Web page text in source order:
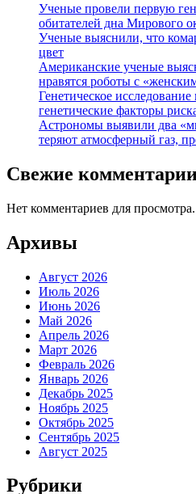
Ученые провели первую
обитателей дна Мирового
Ученые выяснили, что
цвет
Американские ученые
нравятся роботы с
Генетическое
генетические факторы
Астрономы выявили два
теряют атмосферный газ,
Свежие
Нет комментариев для просмотра.
Архивы
Август 2026
Июль 2026
Июнь 2026
Май 2026
Апрель 2026
Март 2026
Февраль 2026
Январь 2026
Декабрь 2025
Ноябрь 2025
Октябрь 2025
Сентябрь 2025
Август 2025
Рубрики